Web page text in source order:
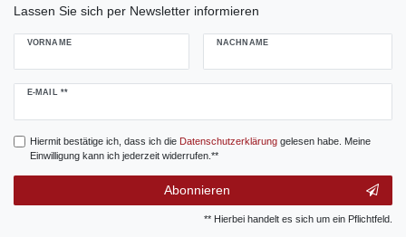
Lassen Sie sich per Newsletter informieren
VORNAME NACHNAME
E-MAIL **
Newsletter
Hiermit bestätige ich, dass ich die Daten­schutz­erklärunggelesen habe. Meine
Einwilligung kann ich jederzeit widerrufen.**
Abonnieren
** Hierbei handelt es sich um ein Pflichtfeld.